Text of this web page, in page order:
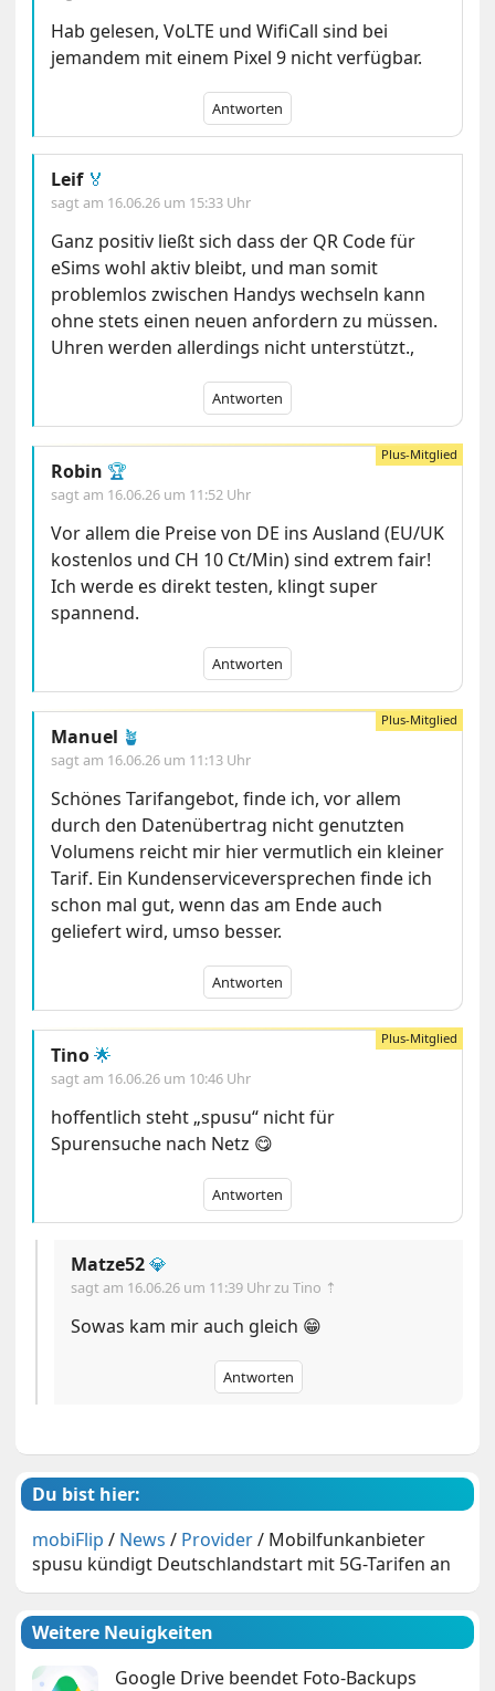
Hab gelesen, VoLTE und WifiCall sind bei
jemandem mit einem Pixel 9 nicht verfügbar.
Antworten
Leif 🏅
sagt am 16.06.26 um 15:33 Uhr
Ganz positiv ließt sich dass der QR Code für
eSims wohl aktiv bleibt, und man somit
problemlos zwischen Handys wechseln kann
ohne stets einen neuen anfordern zu müssen.
Uhren werden allerdings nicht unterstützt.,
Antworten
Robin 🏆
sagt am 16.06.26 um 11:52 Uhr
Vor allem die Preise von DE ins Ausland (EU/UK
kostenlos und CH 10 Ct/Min) sind extrem fair!
Ich werde es direkt testen, klingt super
spannend.
Antworten
Manuel 🪴
sagt am 16.06.26 um 11:13 Uhr
Schönes Tarifangebot, finde ich, vor allem
durch den Datenübertrag nicht genutzten
Volumens reicht mir hier vermutlich ein kleiner
Tarif. Ein Kundenserviceversprechen finde ich
schon mal gut, wenn das am Ende auch
geliefert wird, umso besser.
Antworten
Tino🌟
sagt am 16.06.26 um 10:46 Uhr
hoffentlich steht „spusu“ nicht für
Spurensuche nach Netz 😋
Antworten
Matze52💎
sagt am 16.06.26 um 11:39 Uhrzu Tino ⇡
Sowas kam mir auch gleich 😁
Antworten
Du bist hier:
mobiFlip / News / Provider/ Mobilfunkanbieter
spusu kündigt Deutschlandstart mit 5G-Tarifen an
Weitere Neuigkeiten
Google Drive beendet Foto-Backups